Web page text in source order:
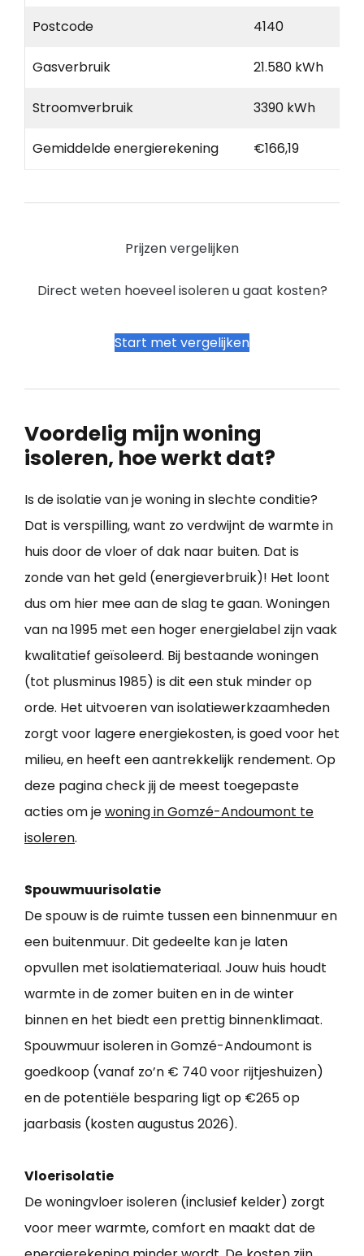
Postcode 4140
Gasverbruik 21.580 kWh
Stroomverbruik 3390 kWh
Gemiddelde energierekening €166,19
Prijzen vergelijken
Direct weten hoeveel isoleren u gaat kosten?
Start met vergelijken
Voordelig mijn woning
isoleren, hoe werkt dat?
Is de isolatie van je woning in slechte conditie?
Dat is verspilling, want zo verdwijnt de warmte in
huis door de vloer of dak naar buiten. Dat is
zonde van het geld (energieverbruik)! Het loont
dus om hier mee aan de slag te gaan. Woningen
van na 1995 met een hoger energielabel zijn vaak
kwalitatief geïsoleerd. Bij bestaande woningen
(tot plusminus 1985) is dit een stuk minder op
orde. Het uitvoeren van isolatiewerkzaamheden
zorgt voor lagere energiekosten, is goed voor het
milieu, en heeft een aantrekkelijk rendement. Op
deze pagina check jij de meest toegepaste
acties om jewoning in Gomzé-Andoumont te
isoleren.
Spouwmuurisolatie
De spouw is de ruimte tussen een binnenmuur en
een buitenmuur. Dit gedeelte kan je laten
opvullen met isolatiemateriaal. Jouw huis houdt
warmte in de zomer buiten en in de winter
binnen en het biedt een prettig binnenklimaat.
Spouwmuur isoleren in Gomzé-Andoumont is
goedkoop (vanaf zo’n € 740 voor rijtjeshuizen)
en de potentiële besparing ligt op €265 op
jaarbasis (kosten augustus 2026).
Vloerisolatie
De woningvloer isoleren (inclusief kelder) zorgt
voor meer warmte, comfort en maakt dat de